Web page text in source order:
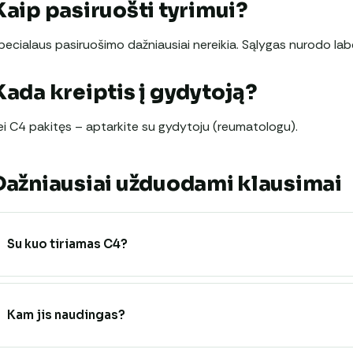
pasiruošti tyrimui?
pasiruošimo dažniausiai nereikia. Sąlygas nurodo
kreiptis į gydytoją?
C4 pakitęs – aptarkite su gydytoju (reumatologu).
užduodami klausimai
Su kuo tiriamas C4?
Kam jis naudingas?